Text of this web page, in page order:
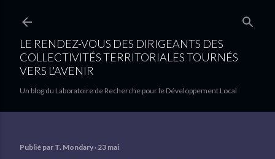
LE RENDEZ-VOUS DES DIRIGEANTS DES
COLLECTIVITÉS TERRITORIALES TOURNÉS
VERS L'AVENIR
Un blog du Laboratoire de Recherche pour le Développement Local
Publié par T. Mondary 23 mai